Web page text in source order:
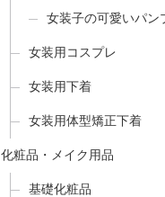
女装子の可愛いパン
女装用コスプレ
女装用下着
女装用体型矯正下着
化粧品・メイク用品
基礎化粧品